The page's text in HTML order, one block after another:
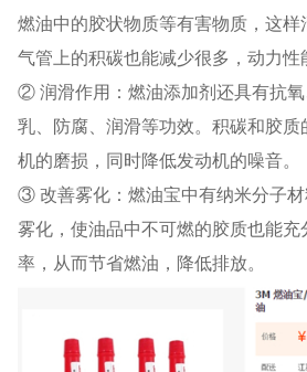
燃油中的胶状物质等有害物质，这
气管上的积碳也能减少很多，动力性
② 润滑作用：燃油添加剂还具有抗
乳、防腐、润滑等功效。积碳和胶质
机的磨损，同时降低发动机的噪音。
③ 改善雾化：燃油宝中有纳米分子
雾化，使油品中不可燃的胶质也能充
率，从而节省燃油，降低排放。